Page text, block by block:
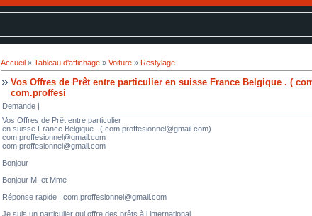
Accueil » Tableau d'affichage » Voiture » Restylage
Vos Offres de Prêt entre particulier en suisse France Belgique . (
com.proffesi
Demande |
Vos Offres de Prêt entre particulier
en suisse France Belgique . ( com.proffesionnel@gmail.com)
com.proffesionnel@gmail.com
com.proffesionnel@gmail.com
Bonjour
Bonjour M. et Mme
Réponse rapide : com.proffesionnel@gmail.com
Je suis un particulier qui offre des prêts à l international.